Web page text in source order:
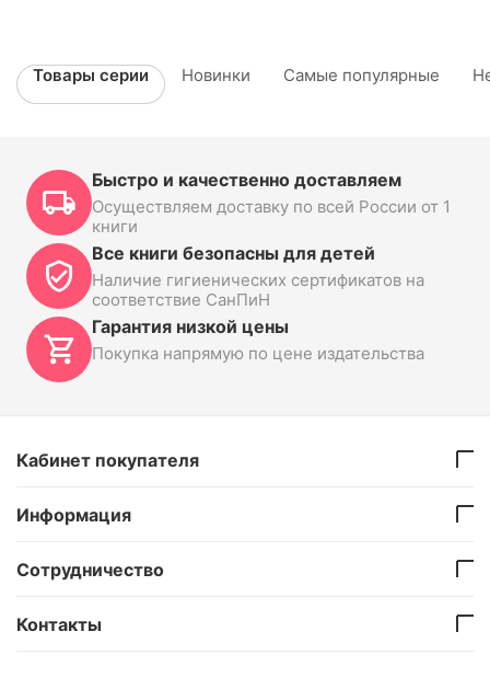
Товары серии Новинки Самые популярные
Быстро и качественно доставляем
Осуществляем доставку по всей России от 1
книги
Все книги безопасны для детей
Наличие гигиенических сертификатов на
соответствие СанПиН
Гарантия низкой цены
Покупка напрямую по цене издательства
Кабинет покупателя
Информация
Сотрудничество
Контакты